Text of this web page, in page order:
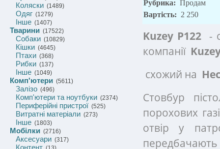
Коляски (1489)
Одяг (1279)
Інше (1407)
Тварини (17522)
Собаки (10829)
Кішки (4645)
Птахи (368)
Рибки (137)
Інше (1049)
Комп'ютери (5611)
Залізо (496)
Комп'ютери та ноутбуки (2374)
Периферійні пристрої (525)
Витратні матеріали (273)
Інше (1803)
Мобілки (2716)
Аксесуари (317)
Контент
Рубрика: Продам
Вартість: 2 250
Kuzey P122 -
компанії
схожий на
Стовбур
порохових
отвір у